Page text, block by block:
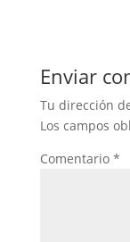
Enviar
Tu dirección
Los campos
Comentario *